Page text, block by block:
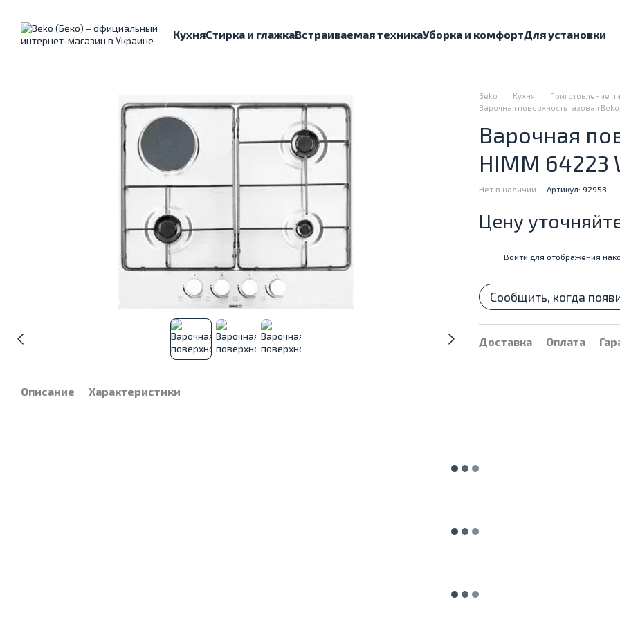
КухняСтирка и глажкаВстраиваемая техникаУборка и комфортДля установки
Описание Характеристики
Beko Кухня Приготовление
Варочная поверхность газовая Beko
Варочная
HIMM 64223
Нет в наличии Артикул: 92953
Цену
Войти для отображения
Сообщить, когда
Доставка Оплата